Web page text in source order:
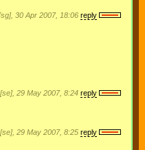
30 Apr 2007, 18:06 reply
[se], 29 May 2007, 8:24 reply
[se], 29 May 2007, 8:25 reply